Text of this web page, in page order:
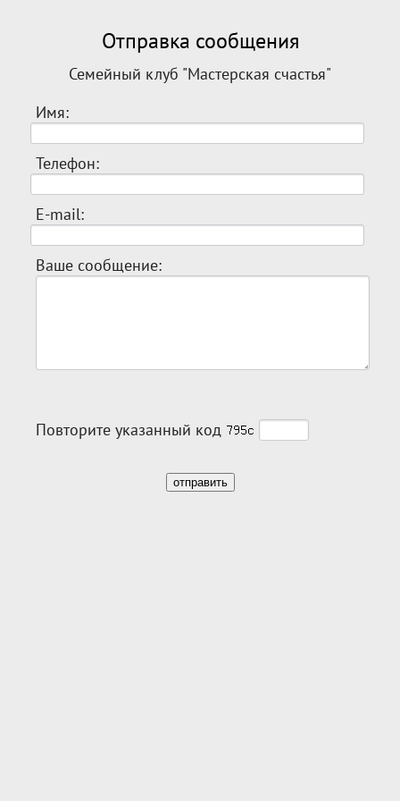
Отправка сообщения
Семейный клуб "Мастерская счастья"
Имя:
Телефон:
E-mail:
Ваше сообщение:
Повторите указанный код